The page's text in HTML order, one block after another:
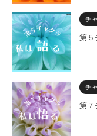
チ
第５
チ
第７